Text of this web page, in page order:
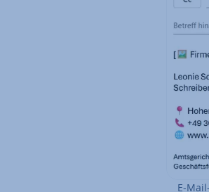
E-